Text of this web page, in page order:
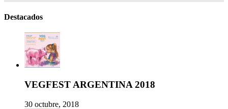
Destacados
VEGFEST ARGENTINA 2018
30 octubre, 2018